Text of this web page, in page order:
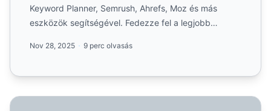
Keyword Planner, Semrush, Ahrefs, Moz és más
eszközök segítségével. Fedezze fel a legjobb
Nov 28, 2025 9 perc olvasás
Ingyenes kulcsszókutató eszközök SEO-hoz: Teljes